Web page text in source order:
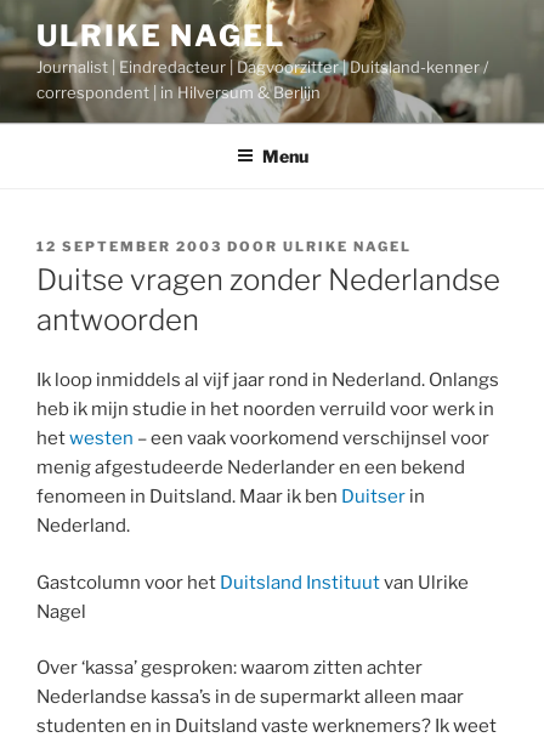
naar
de
inhoud
ULRIKE NAGEL
Journalist | Eindredacteur | Dagvoorzitter | Duitsland-kenner /
correspondent | in Hilversum & Berlijn
Menu
GEPLAATST
OP
12 SEPTEMBER 2003 DOOR ULRIKE NAGEL
Duitse vragen zonder Nederlandse
antwoorden
Ik loop inmiddels al vijf jaar rond in Nederland. Onlangs
heb ik mijn studie in het noorden verruild voor werk in
hetwesten – een vaak voorkomend verschijnsel voor
menig afgestudeerde Nederlander en een bekend
fenomeen in Duitsland. Maar ik ben Duitser in
Nederland.
Gastcolumn voor het Duitsland Instituutvan Ulrike
Nagel
Over ‘kassa’ gesproken: waarom zitten achter
Nederlandse kassa’s in de supermarkt alleen maar
studenten en in Duitsland vaste werknemers? Ik weet